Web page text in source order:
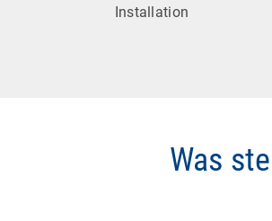
Installation
Was